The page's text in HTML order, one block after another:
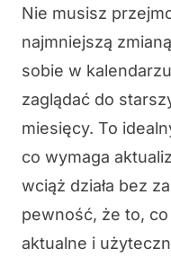
Nie musisz
najmniejszą
sobie w
zaglądać do
miesięcy. To
co wymaga
wciąż działa bez
pewność, że to,
aktualne i